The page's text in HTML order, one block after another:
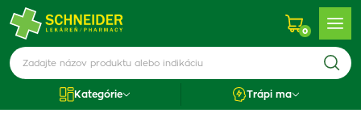
0
Kategórie Trápi ma